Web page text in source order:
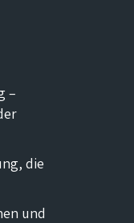
–
die
und